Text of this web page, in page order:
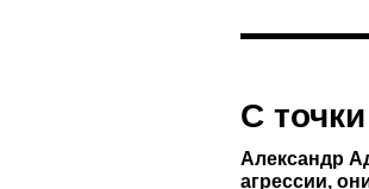
С
Александр
агрессии,